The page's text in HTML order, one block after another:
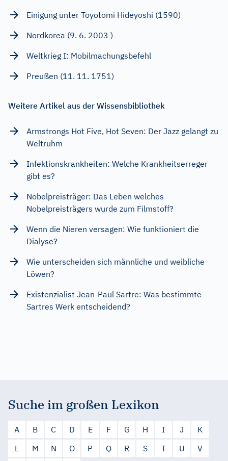
Einigung unter Toyotomi Hideyoshi (1590)
Nordkorea (9. 6. 2003 )
Weltkrieg I: Mobilmachungsbefehl
Preußen (11. 11. 1751)
Weitere Artikel aus der Wissensbibliothek
Armstrongs Hot Five, Hot Seven: Der Jazz gelangt zu
Weltruhm
Infektionskrankheiten: Welche Krankheitserreger
gibt es?
Nobelpreisträger: Das Leben welches
Nobelpreisträgers wurde zum Filmstoff?
Wenn die Nieren versagen: Wie funktioniert die
Dialyse?
Wie unterscheiden sich männliche und weibliche
Löwen?
Existenzialist Jean-Paul Sartre: Was bestimmte
Sartres Werk entscheidend?
Suche im großen Lexikon
A B C D E F G H I J
K
L
M N O P Q R S T U
V